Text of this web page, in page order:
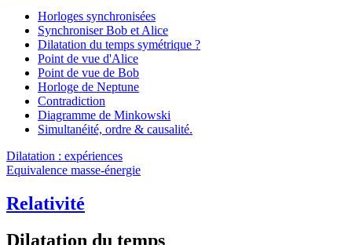
Horloges synchronisées
Synchroniser Bob et Alice
Dilatation du temps symétrique ?
Point de vue d'Alice
Point de vue de Bob
Horloge de Neptune
Contradiction
Diagramme de Minkowski
Simultanéité, ordre & causalité.
Dilatation : expériences
Equivalence masse-énergie
Relativité
Dilatation du temps